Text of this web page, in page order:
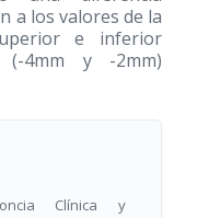
a los valores de la
e inferior
4mm y -2mm)
Clínica y